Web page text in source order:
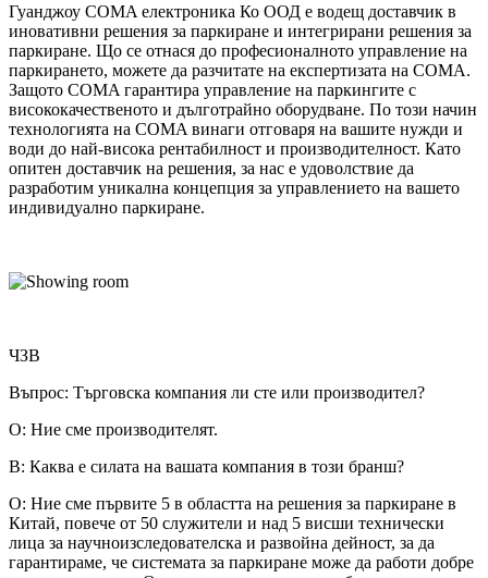
Гуанджоу COMA електроника Ко ООД е водещ доставчик в
иновативни решения за паркиране и интегрирани решения за
паркиране. Що се отнася до професионалното управление на
паркирането, можете да разчитате на експертизата на COMA.
Защото COMA гарантира управление на паркингите с
висококачественото и дълготрайно оборудване. По този начин
технологията на COMA винаги отговаря на вашите нужди и
води до най-висока рентабилност и производителност. Като
опитен доставчик на решения, за нас е удоволствие да
разработим уникална концепция за управлението на вашето
индивидуално паркиране.
ЧЗВ
Въпрос: Търговска компания ли сте или производител?
О: Ние сме производителят.
В: Каква е силата на вашата компания в този бранш?
О: Ние сме първите 5 в областта на решения за паркиране в
Китай, повече от 50 служители и над 5 висши технически
лица за научноизследователска и развойна дейност, за да
гарантираме, че системата за паркиране може да работи добре